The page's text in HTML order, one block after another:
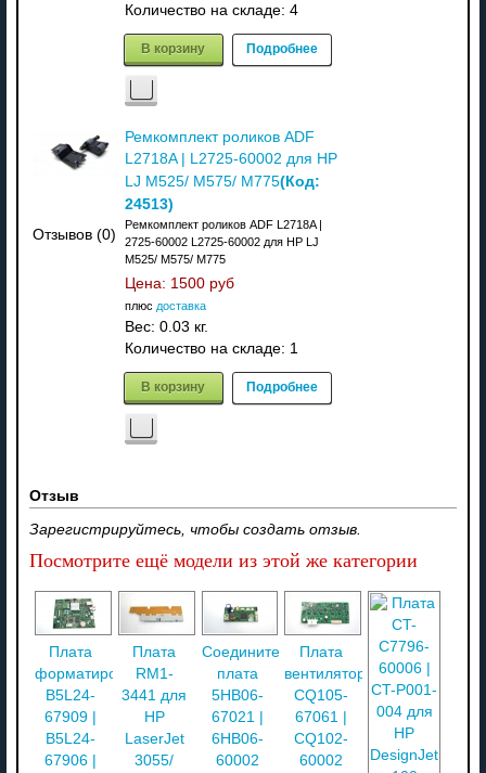
Количество на складе: 4
В корзину Подробнее
Отзывов (0)
Ремкомплект роликов ADF
L2718A | L2725-60002 для HP
LJ M525/ M575/ M775(Код:
24513)
Ремкомплект роликов ADF L2718A |
2725-60002 L2725-60002 для HP LJ
M525/ M575/ M775
Цена: 1500 руб
плюс доставка
Вес: 0.03 кг.
Количество на складе: 1
В корзину Подробнее
Отзыв
Зарегистрируйтесь, чтобы создать отзыв.
Посмотрите ещё модели из этой же категории
Плата
форматирования
B5L24-
67909 |
B5L24-
67906 |
Плата
RM1-
3441 для
HP
LaserJet
3055/
Соединительная
плата
5HB06-
67021 |
6HB06-
60002
Плата
вентилятора
CQ105-
67061 |
CQ102-
60002